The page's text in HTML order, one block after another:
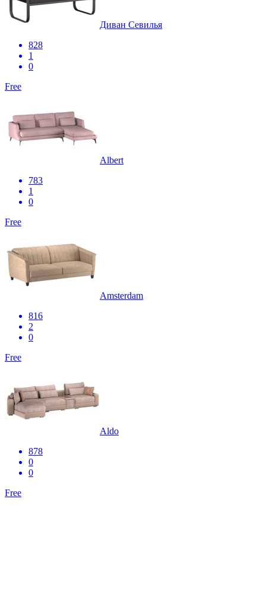
Диван Севилья
828
1
0
Free
Albert
783
1
0
Free
Amsterdam
816
2
0
Free
Aldo
878
0
0
Free